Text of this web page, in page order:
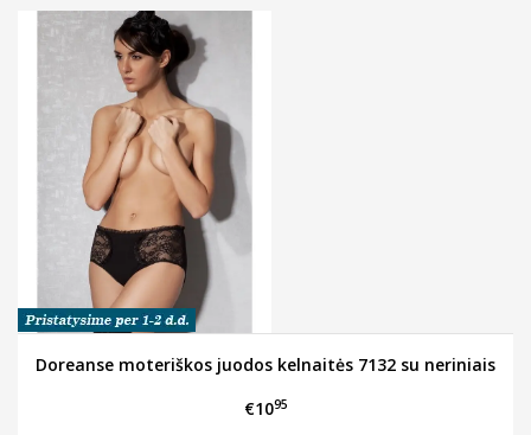
Doreanse moteriškos juodos kelnaitės 7132 su neriniais
€1095